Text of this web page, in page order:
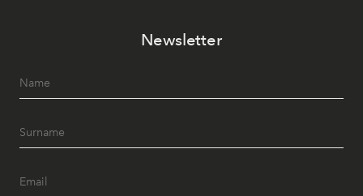
geceye taşıyarak her hafta farklı bir deneyim sunuyor.
Newsletter